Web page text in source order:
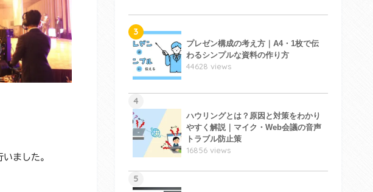
ました。
3
プレゼン構成の考え方｜A4・1枚で伝
わるシンプルな資料の作り方
44628 views
4
ハウリングとは？原因と対策をわかり
やすく解説｜マイク・Web会議の音声
トラブル防止策
16856 views
5